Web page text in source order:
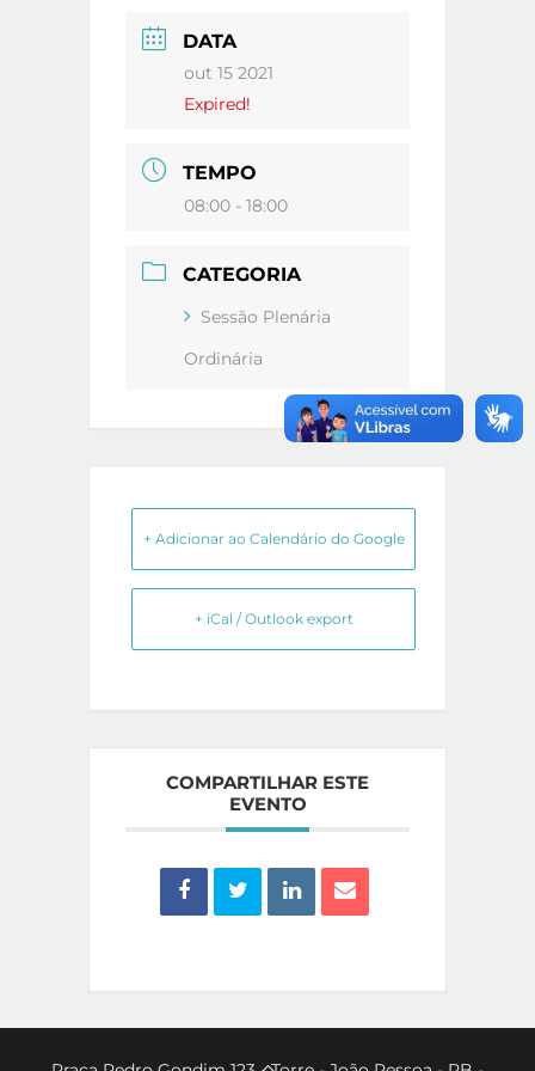
DATA
out 15 2021
Expired!
TEMPO
08:00 - 18:00
CATEGORIA
Sessão Plenária
Ordinária
+ Adicionar ao Calendário do Google
+ iCal / Outlook export
COMPARTILHAR ESTE
EVENTO
Back